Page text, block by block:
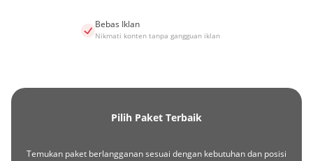
Bebas Iklan
Nikmati konten tanpa gangguan iklan
Pilih Paket Terbaik
Temukan paket berlangganan sesuai dengan kebutuhan dan posisi